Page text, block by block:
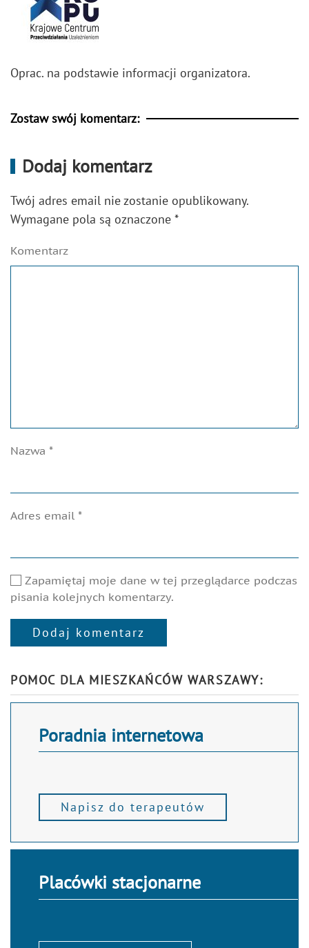
Oprac. na podstawie informacji organizatora.
Zostaw swój komentarz:
Dodaj komentarz
Twój adres email nie zostanie opublikowany.
Wymagane pola są oznaczone *
Komentarz
Nazwa *
Adres email *
Zapamiętaj moje dane w tej przeglądarce podczas
pisania kolejnych komentarzy.
Dodaj komentarz
POMOC DLA MIESZKAŃCÓW WARSZAWY:
Poradnia internetowa
Napisz do terapeutów
Placówki stacjonarne